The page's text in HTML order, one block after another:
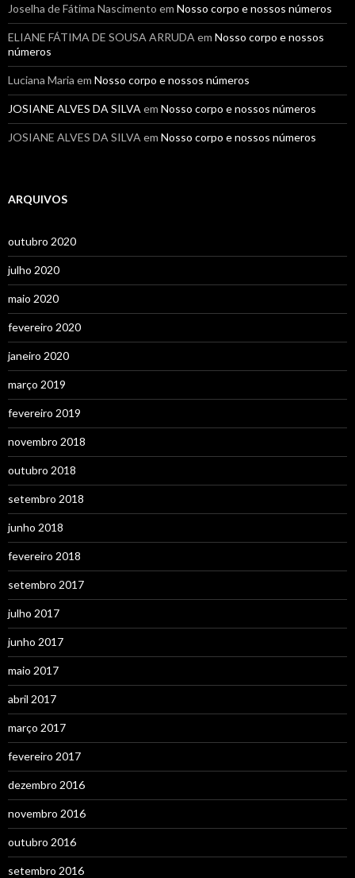
Joselha de Fátima Nascimento em Nosso corpo e nossos números
ELIANE FÁTIMA DE SOUSA ARRUDA em Nosso corpo e nossos
números
Luciana Maria em Nosso corpo e nossos números
JOSIANE ALVES DA SILVA em Nosso corpo e nossos números
JOSIANE ALVES DA SILVA em Nosso corpo e nossos números
ARQUIVOS
outubro 2020
julho 2020
maio 2020
fevereiro 2020
janeiro 2020
março 2019
fevereiro 2019
novembro 2018
outubro 2018
setembro 2018
junho 2018
fevereiro 2018
setembro 2017
julho 2017
junho 2017
maio 2017
abril 2017
março 2017
fevereiro 2017
dezembro 2016
novembro 2016
outubro 2016
setembro 2016